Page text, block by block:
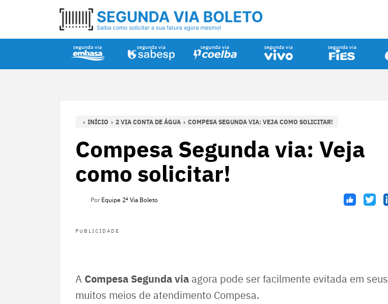
INÍCIO 2 VIA CONTA DE ÁGUA COMPESA SEGUNDA VIA: VEJA COMO SOLICITAR!
Compesa Segunda via: Veja
como solicitar!
PorEquipe 2ª Via Boleto
PUBLICIDADE
A Compesa Segunda via agora pode ser facilmente evitada em seus
muitos meios de atendimento Compesa.